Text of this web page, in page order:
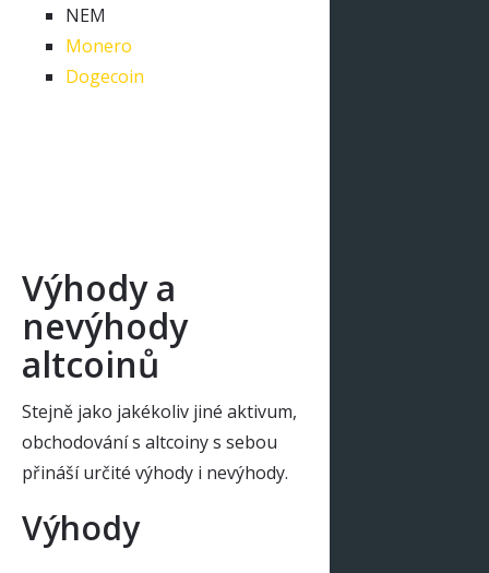
NEM
Monero
Dogecoin
Výhody a
nevýhody
altcoinů
Stejně jako jakékoliv jiné aktivum,
obchodování s altcoiny s sebou
přináší určité výhody i nevýhody.
Výhody